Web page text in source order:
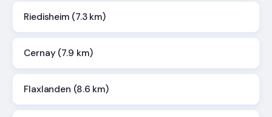
Riedisheim (7.3 km)
Cernay (7.9 km)
Flaxlanden (8.6 km)